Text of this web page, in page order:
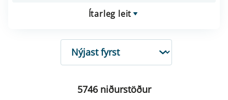
Ítarleg leit
RÖÐUN
5746 niðurstöður